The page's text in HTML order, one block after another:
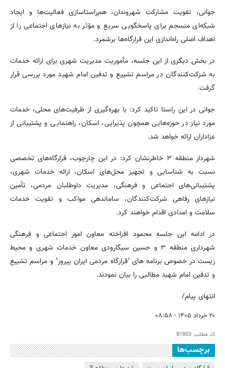
جوانی، تقویت مشارکت شهروندان، هم‌راستاسازی فعالیت‌ها و ایجاد
شبکه‌ای منسجم برای پاسخگویی سریع و مؤثر به نیازهای اجتماعی را از
اهداف اصلی راه‌اندازی این قرارگاه‌ها برشمرد.
در بخش دیگری از این جلسه، مأموریت مدیریت شهری برای ارائه خدمات
به شرکت‌کنندگان در مراسم تشییع و تدفین امام شهید مورد بررسی قرار
گرفت.
جوانی در این راستا تاکید کرد: با بهره‌گیری از ظرفیت‌های محلی، خدمات
مورد نیاز در حوزه‌هایی همچون پذیرایی، اسکان، راهنمایی و پشتیبانی از
عزاداران ارائه خواهد شد.
شهردار منطقه ۳ خاطرنشان کرد: در این چارچوب، قرارگاه‌های تخصصی
نسبت به شناسایی و تجهیز محل‌های اسکان، ارائه خدمات شهری،
پشتیبانی‌های اجتماعی و فرهنگی، مدیریت داوطلبان مردمی، تأمین
نیازهای رفاهی شرکت‌کنندگان، ساماندهی مواکب و تقویت خدمات
سلامت و امدادی اقدام خواهند کرد.
در ادامه این جلسه محمود افراخته معاون امور اجتماعی و فرهنگی
شهرداری منطقه ۳ و حسین سیگارودی معاون خدمات شهری و محیط
زیست در خصوص برنامه های "قرارگاه مردمی ایران پیروز" و مراسم تشییع
و تدفین امام شهید مطالبی را بیان نمودند.
انتهای پیام/
۲۰ خرداد ۱۴۰۵ - ۰۸:۵۸
کد مطلب: 81803
برچسب‌ها